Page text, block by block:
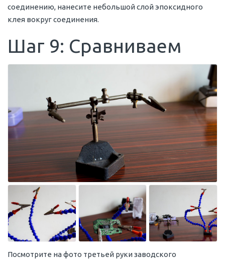
соединению, нанесите небольшой слой эпоксидного
клея вокруг соединения.
Шаг 9: Сравниваем
Посмотрите на фото третьей руки заводского